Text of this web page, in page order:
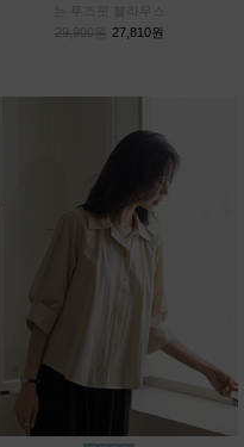
는 루즈핏 블라우스
29,900원 27,810원